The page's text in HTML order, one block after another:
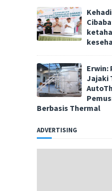
Erwin:
Jajaki
Berbasis Thermal
ADVERTISING